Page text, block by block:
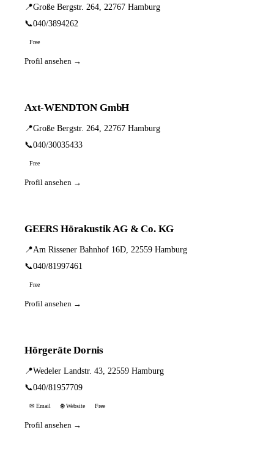
📍Große Bergstr. 264, 22767 Hamburg
📞040/3894262
Free
Profil ansehen →
Axt-WENDTON GmbH
📍Große Bergstr. 264, 22767 Hamburg
📞040/30035433
Free
Profil ansehen →
GEERS Hörakustik AG & Co. KG
📍Am Rissener Bahnhof 16D, 22559 Hamburg
📞040/81997461
Free
Profil ansehen →
Hörgeräte Dornis
📍Wedeler Landstr. 43, 22559 Hamburg
📞040/81957709
✉ Email 🌐 Website Free
Profil ansehen →